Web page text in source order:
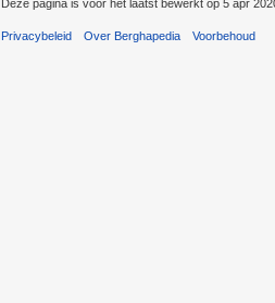
Deze pagina is voor het laatst bewerkt op 5 apr
Privacybeleid Over Berghapedia Voorbehoud